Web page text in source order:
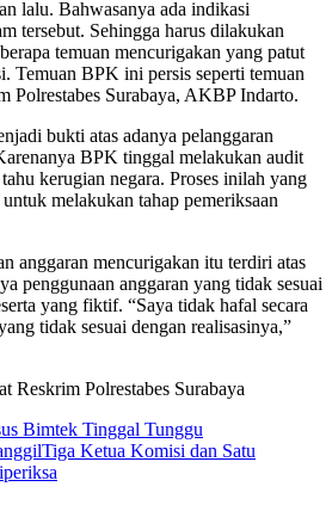
lalu. Bahwasanya ada indikasi
tersebut. Sehingga harus dilakukan
temuan mencurigakan yang patut
Temuan BPK ini persis seperti temuan
Polrestabes Surabaya, AKBP Indarto.
bukti atas adanya pelanggaran
BPK tinggal melakukan audit
kerugian negara. Proses inilah yang
melakukan tahap pemeriksaan
anggaran mencurigakan itu terdiri atas
penggunaan anggaran yang tidak sesuai
yang fiktif. “Saya tidak hafal secara
tidak sesuai dengan realisasinya,”
Reskrim Polrestabes Surabaya
Bimtek Tinggal Tunggu
Tiga Ketua Komisi dan Satu